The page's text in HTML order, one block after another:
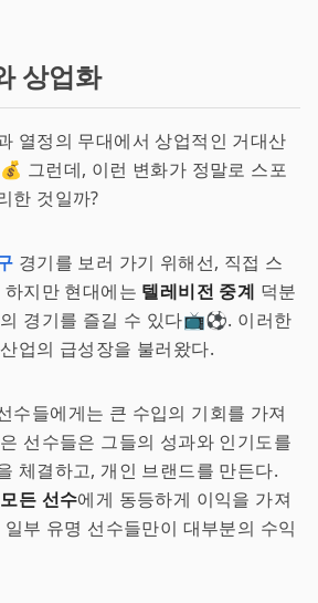
상업화
열정의 무대에서 상업적인 거대산
그런데, 이런 변화가 정말로 스포
한 것일까?
경기를 보러 가기 위해선, 직접 스
지만 현대에는 텔레비전 중계 덕분
경기를 즐길 수 있다📺⚽. 이러한
업의 급성장을 불러왔다.
수들에게는 큰 수입의 기회를 가져
선수들은 그들의 성과와 인기도를
체결하고, 개인 브랜드를 만든다.
모든 선수에게 동등하게 이익을 가져
부 유명 선수들만이 대부분의 수익